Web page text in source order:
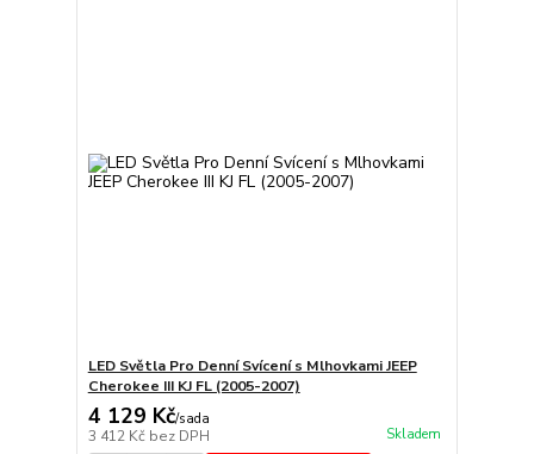
LED Světla Pro Denní Svícení s Mlhovkami JEEP
Cherokee III KJ FL (2005-2007)
4 129 Kč/sada
3 412 Kč bez DPH Skladem